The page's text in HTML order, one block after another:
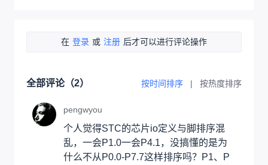
在 登录 或 注册 后才可以进行评论操作
全部评论（2） 按时间排序 | 按热度排序
pengwyou
个人觉得STC的芯片io定义与脚排序混
乱，一会P1.0一会P4.1，没搞懂的是为
什么不从P0.0-P7.7这样排序吗？P1、P